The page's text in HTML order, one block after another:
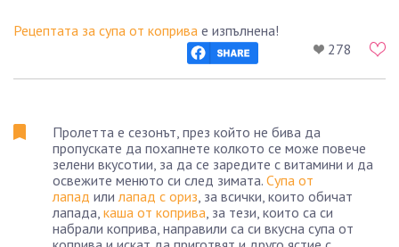
Рецептата за супа от коприва е изпълнена!
278
Пролетта е сезонът, през който не бива да
пропускате да похапнете колкото се може повече
зелени вкусотии, за да се заредите с витамини и да
освежите менюто си след зимата. Супа от
лапад или лапад с ориз , за всички, които обичат
лапада, каша от коприва , за тези, които са си
набрали коприва, направили са си вкусна супа от